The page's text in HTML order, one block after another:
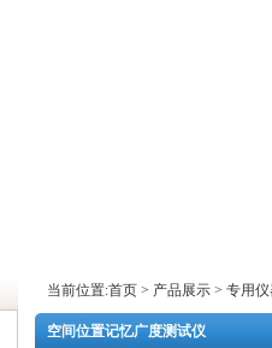
当前位置:首页 > 产品展示 > 专用
空间位置记忆广度测试仪